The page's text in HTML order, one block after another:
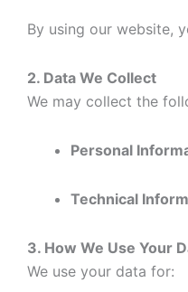
By using our website,
2. Data We Collect
We may collect the
Personal
Technical
3. How We Use Your
We use your data for: